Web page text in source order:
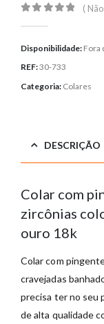
(
Disponibilidade: Fora
REF:30-733
Categoria: Colares
DESCRIÇÃO
Colar com
zircônias
ouro 18k
Colar com
cravejadas
precisa ter no seu
de alta qualidade